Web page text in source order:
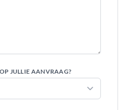
JULLIE AANVRAAG?